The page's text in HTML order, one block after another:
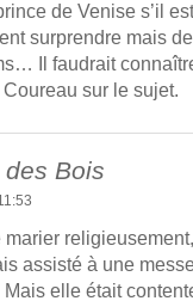
de Venise s’il
surprendre mais
Il faudrait
sur le sujet.
des Bois
marier
assisté à une
elle était